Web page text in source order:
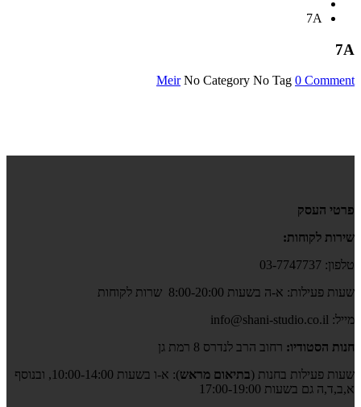
7A
7A
Meir No Category No Tag 0 Comment
פרטי העסק
שירות לקוחות:
טלפון: 03-7747737
שעות פעילות: א-ה בשעות 8:00-20:00 שרות לקוחות
מייל: info@shani-studio.co.il
חנות הסטודיו: רחוב הרב לנדרס 8 רמת גן
שעות פעילות בחנות (בתיאום מראש
): א-ו בשעות 10:00-14:00, ובנוסף
א,ב,ד,ה גם בשעות 17:00-19:00